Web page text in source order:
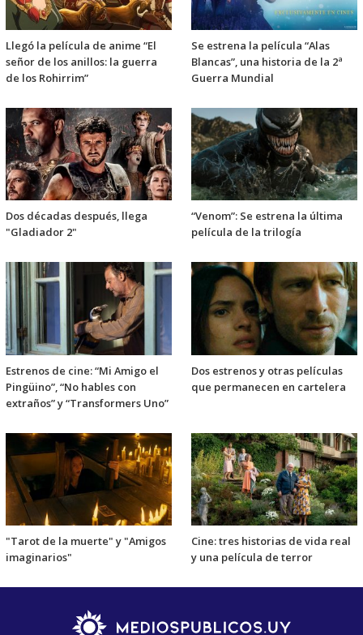
Llegó la película de anime “El
señor de los anillos: la guerra
de los Rohirrim”
Se estrena la película “Alas
Blancas”, una historia de la 2ª
Guerra Mundial
Dos décadas después, llega
"Gladiador 2"
“Venom”: Se estrena la última
película de la trilogía
Estrenos de cine: “Mi Amigo el
Pingüino”, “No hables con
extraños” y “Transformers Uno”
Dos estrenos y otras películas
que permanecen en cartelera
"Tarot de la muerte" y "Amigos
imaginarios"
Cine: tres historias de vida real
y una película de terror